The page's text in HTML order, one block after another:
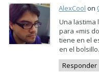
AlexCool on
Una lastima
para «mis
tiene en el
en el bolsillo.
Responder